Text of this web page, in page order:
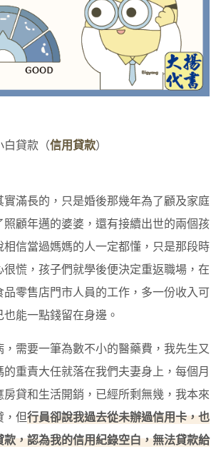
白貸款（信用貸款）
滿長的，只是婚後那幾年為了顧及家庭
顧年邁的婆婆，還有接續出世的兩個孩
信當過媽媽的人一定都懂，只是那段時
很慌，孩子們就學後便決定重返職場，在
零售店門市人員的工作，多一份收入可
能一點錢留在身邊。
需要一筆為數不小的醫藥費，我先生又
重責大任就落在我們夫妻身上，每個月
房貸和生活開銷，已經所剩無幾，我本來
，但行員卻說我過去從未辦過信用卡，也
，認為我的信用紀錄空白，無法貸款給